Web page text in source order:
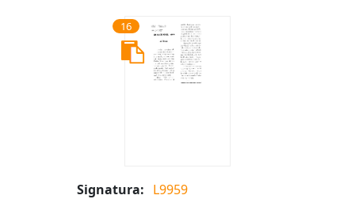
16
Signatura: L9959